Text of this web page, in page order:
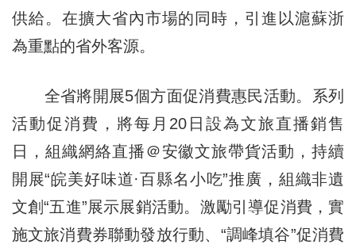
供給。在擴大省內市場的同時，引進以滬蘇浙
為重點的省外客源。
全省將開展5個方面促消費惠民活動。系列
活動促消費，將每月20日設為文旅直播銷售
日，組織網絡直播＠安徽文旅帶貨活動，持續
開展“皖美好味道·百縣名小吃”推廣，組織非遺
文創“五進”展示展銷活動。激勵引導促消費，實
施文旅消費券聯動發放行動、“調峰填谷”促消費